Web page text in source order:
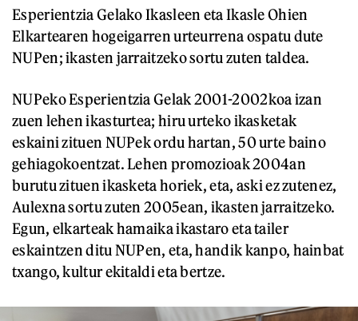
Esperientzia Gelako Ikasleen eta Ikasle Ohien
Elkartearen hogeigarren urteurrena ospatu dute
NUPen; ikasten jarraitzeko sortu zuten taldea.
NUPeko Esperientzia Gelak 2001-2002koa izan
zuen lehen ikasturtea; hiru urteko ikasketak
eskaini zituen NUPek ordu hartan, 50 urte baino
gehiagokoentzat. Lehen promozioak 2004an
burutu zituen ikasketa horiek, eta, aski ez zutenez,
Aulexna sortu zuten 2005ean, ikasten jarraitzeko.
Egun, elkarteak hamaika ikastaro eta tailer
eskaintzen ditu NUPen, eta, handik kanpo, hainbat
txango, kultur ekitaldi eta bertze.